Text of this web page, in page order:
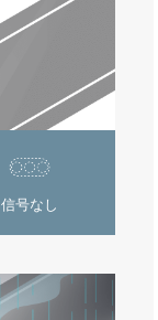
信号なし